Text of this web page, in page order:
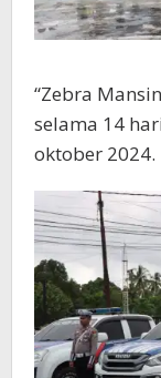
“Zebra
selama 14
oktober 2024.